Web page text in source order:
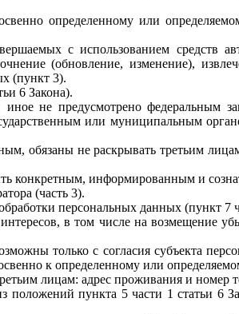
определенному или
с использованием средств
(обновление, изменение),
(пункт 3).
6 Закона).
не предусмотрено федеральным
или муниципальным
обязаны не раскрывать третьим
конкретным, информированным и
(часть 3).
персональных данных (пункт 7
в том числе на возмещение
только с согласия субъекта
к определенному или
лицам: адрес проживания и номер
положений пункта 5 части 1 статьи 6